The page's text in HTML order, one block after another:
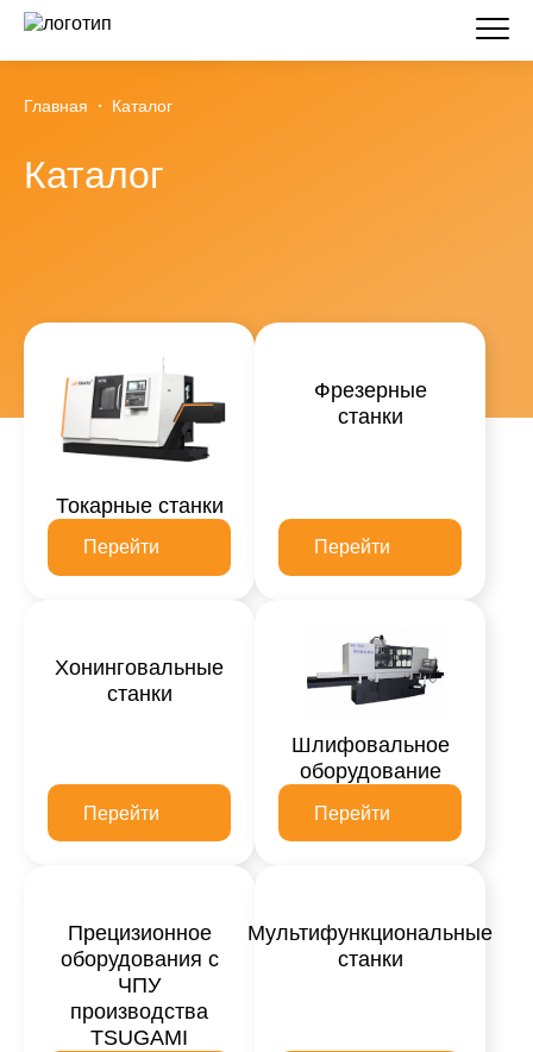
Главная Каталог
Каталог
Токарные станки
Перейти
Фрезерные
станки
Перейти
Хонинговальные
станки
Перейти
Шлифовальное
оборудование
Перейти
Прецизионное
оборудования с
ЧПУ
производства
TSUGAMI
Мультифункциональные
станки